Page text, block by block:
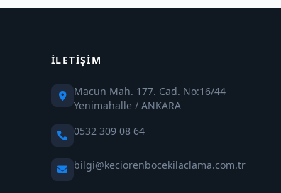
İLETIŞIM
Macun Mah. 177. Cad. No:16/44
Yenimahalle / ANKARA
0532 309 08 64
bilgi@keciorenbocekilaclama.com.tr